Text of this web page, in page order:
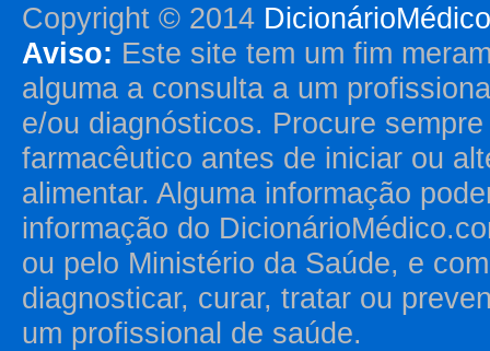
Copyright © 2014
Aviso: Este site tem um fim
alguma a consulta a um
e/ou diagnósticos. Procure
farmacêutico antes de iniciar ou
alimentar. Alguma informação
informação do
ou pelo Ministério da Saúde, e
diagnosticar, curar, tratar ou
um profissional de saúde.